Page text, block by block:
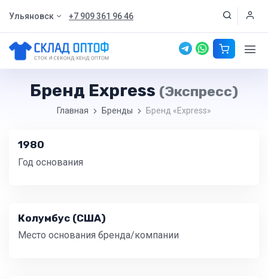
Ульяновск +7 909 361 96 46
Бренд Express (Экспресс)
Главная Бренды Бренд «Express»
1980
Год основания
Колумбус (США)
Место основания бренда/компании